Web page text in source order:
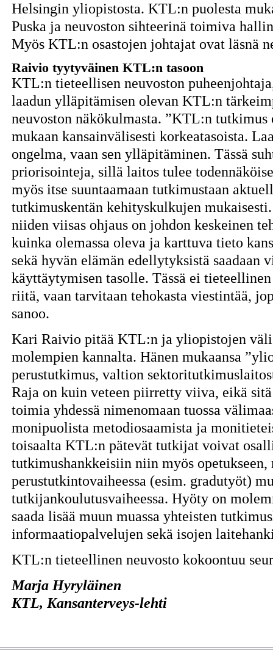
Helsingin yliopistosta. KTL:n puolesta
Puska ja neuvoston sihteerinä toimiva
Myös KTL:n osastojen johtajat ovat läsnä
Raivio tyytyväinen KTL:n tasoon
KTL:n tieteellisen neuvoston
laadun ylläpitämisen olevan KTL:n
neuvoston näkökulmasta. ”KTL:n
mukaan kansainvälisesti korkeatasoista.
ongelma, vaan sen ylläpitäminen. Tässä
priorisointeja, sillä laitos tulee
myös itse suuntaamaan tutkimustaan
tutkimuskentän kehityskulkujen
niiden viisas ohjaus on johdon keskeinen
kuinka olemassa oleva ja karttuva tieto
sekä hyvän elämän edellytyksistä saadaan
käyttäytymisen tasolle. Tässä ei
riitä, vaan tarvitaan tehokasta viestintää,
sanoo.
Kari Raivio pitää KTL:n ja yliopistojen
molempien kannalta. Hänen mukaansa
perustutkimus, valtion
Raja on kuin veteen piirretty viiva, eikä
toimia yhdessä nimenomaan tuossa
monipuolista metodiosaamista ja
toisaalta KTL:n pätevät tutkijat voivat
tutkimushankkeisiin niin myös
perustutkintovaiheessa (esim. gradutyöt)
tutkijankoulutusvaiheessa. Hyöty on
saada lisää muun muassa yhteisten
informaatiopalvelujen sekä isojen
KTL:n tieteellinen neuvosto kokoontuu
Marja Hyryläinen
KTL, Kansanterveys-lehti